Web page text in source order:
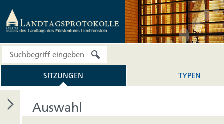
SITZUNGEN TYPEN
Auswahl